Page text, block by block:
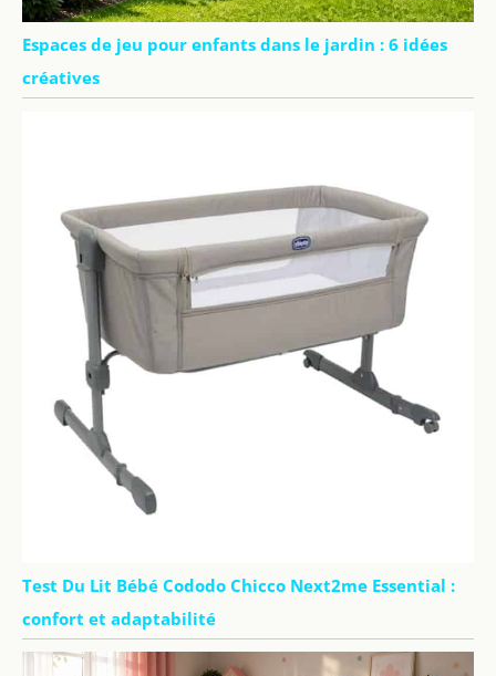
Espaces de jeu pour enfants dans le jardin : 6 idées
créatives
Test Du Lit Bébé Cododo Chicco Next2me Essential :
confort et adaptabilité